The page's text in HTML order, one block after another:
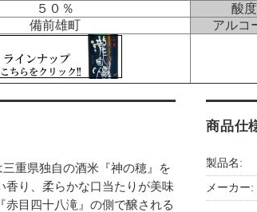
５０％ 酸度
備前雄町 アルコ
重県独自の酒米『神の穂』を
香り、柔らかな口当たりが美味
赤目四十八滝』の側で醸される
商品仕
製品名:
メーカー: